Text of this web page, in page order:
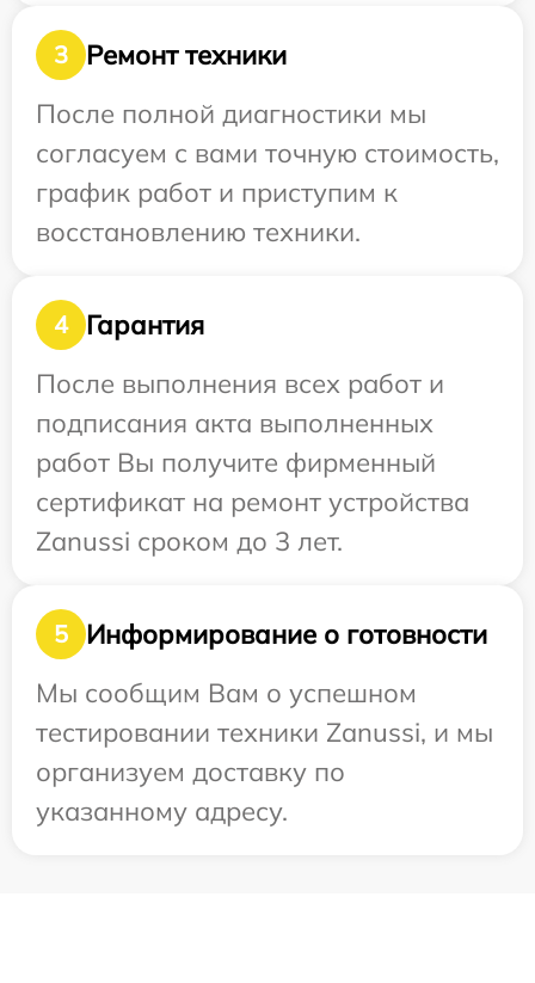
3
Ремонт техники
После полной диагностики мы
согласуем с вами точную стоимость,
график работ и приступим к
восстановлению техники.
4
Гарантия
После выполнения всех работ и
подписания акта выполненных
работ Вы получите фирменный
сертификат на ремонт устройства
Zanussi сроком до 3 лет.
5
Информирование о готовности
Мы сообщим Вам о успешном
тестировании техники Zanussi, и мы
организуем доставку по
указанному адресу.